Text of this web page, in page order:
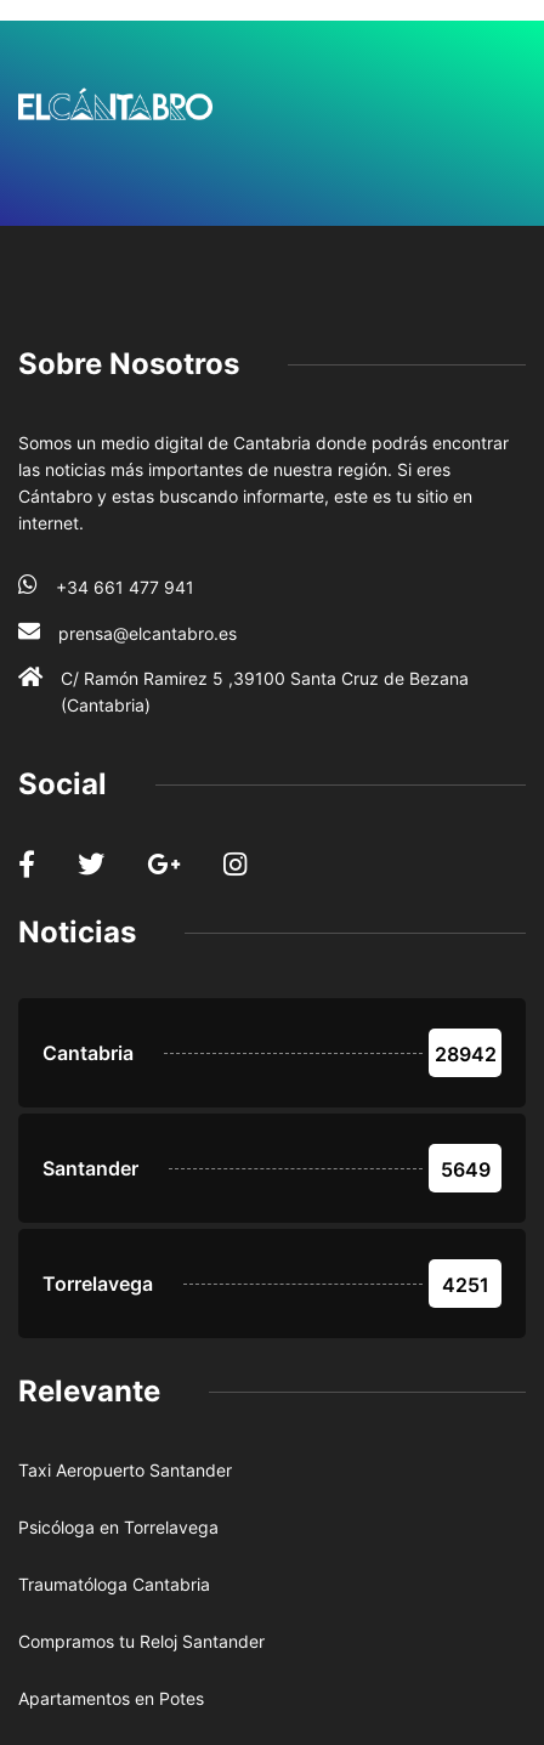
Sobre Nosotros
Somos un medio digital de Cantabria donde podrás encontrar
las noticias más importantes de nuestra región. Si eres
Cántabro y estas buscando informarte, este es tu sitio en
internet.
+34 661 477 941
prensa@elcantabro.es
C/ Ramón Ramirez 5 ,39100 Santa Cruz de Bezana
(Cantabria)
Social
Noticias
Cantabria 28942
Santander 5649
Torrelavega 4251
Relevante
Taxi Aeropuerto Santander
Psicóloga en Torrelavega
Traumatóloga Cantabria
Compramos tu Reloj Santander
Apartamentos en Potes